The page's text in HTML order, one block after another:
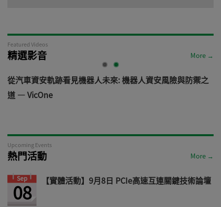
Featured Videos
精選影音 More →
從汽車資安軌跡看見機器人未來: 機器人資安風險與防禦之
道 — VicOne
Upcoming Events
熱門活動 More →
Sep
08 【實體活動】9月8日 PCIe高速互連關鍵技術論壇